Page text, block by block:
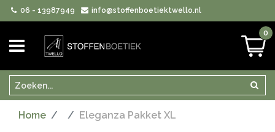
06 - 13987949 info@stoffenboetiektwello.nl
0
Zoeken
Home Eleganza Pakket XL